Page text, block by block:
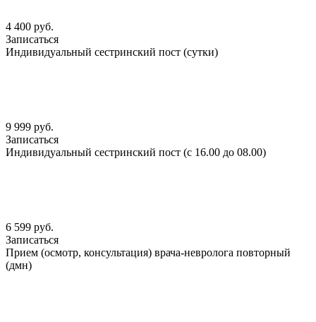
4 400 руб.
Записаться
Индивидуальный сестринский пост (сутки)
9 999 руб.
Записаться
Индивидуальный сестринский пост (с 16.00 до 08.00)
6 599 руб.
Записаться
Прием (осмотр, консультация) врача-невролога повторный
(дмн)